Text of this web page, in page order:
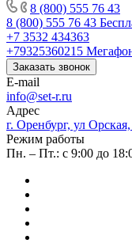
8 (800) 555 76 43
8 (800) 555 76 43
+7 3532 434363
+79325360215
Заказать звонок
E-mail
info@set-r.ru
Адрес
г. Оренбург, ул Орская,
Режим работы
Пн. – Пт.: с 9:00 до